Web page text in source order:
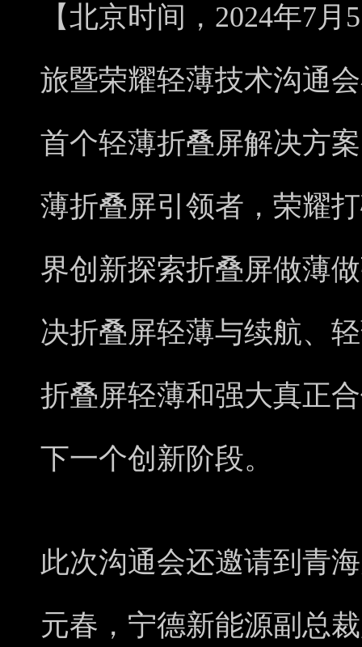
【北京时间，2024年7
旅暨荣耀轻薄技术沟通
首个轻薄折叠屏解决方
薄折叠屏引领者，荣耀
界创新探索折叠屏做薄
决折叠屏轻薄与续航、
折叠屏轻薄和强大真正
下一个创新阶段。
此次沟通会还邀请到青
元春，宁德新能源副总